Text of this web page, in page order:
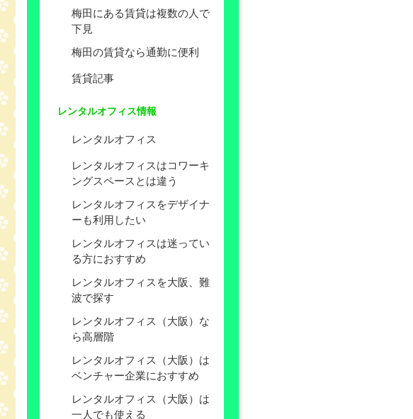
梅田にある賃貸は複数の人で
下見
梅田の賃貸なら通勤に便利
賃貸記事
レンタルオフィス情報
レンタルオフィス
レンタルオフィスはコワーキ
ングスペースとは違う
レンタルオフィスをデザイナ
ーも利用したい
レンタルオフィスは迷ってい
る方におすすめ
レンタルオフィスを大阪、難
波で探す
レンタルオフィス（大阪）な
ら高層階
レンタルオフィス（大阪）は
ベンチャー企業におすすめ
レンタルオフィス（大阪）は
一人でも使える